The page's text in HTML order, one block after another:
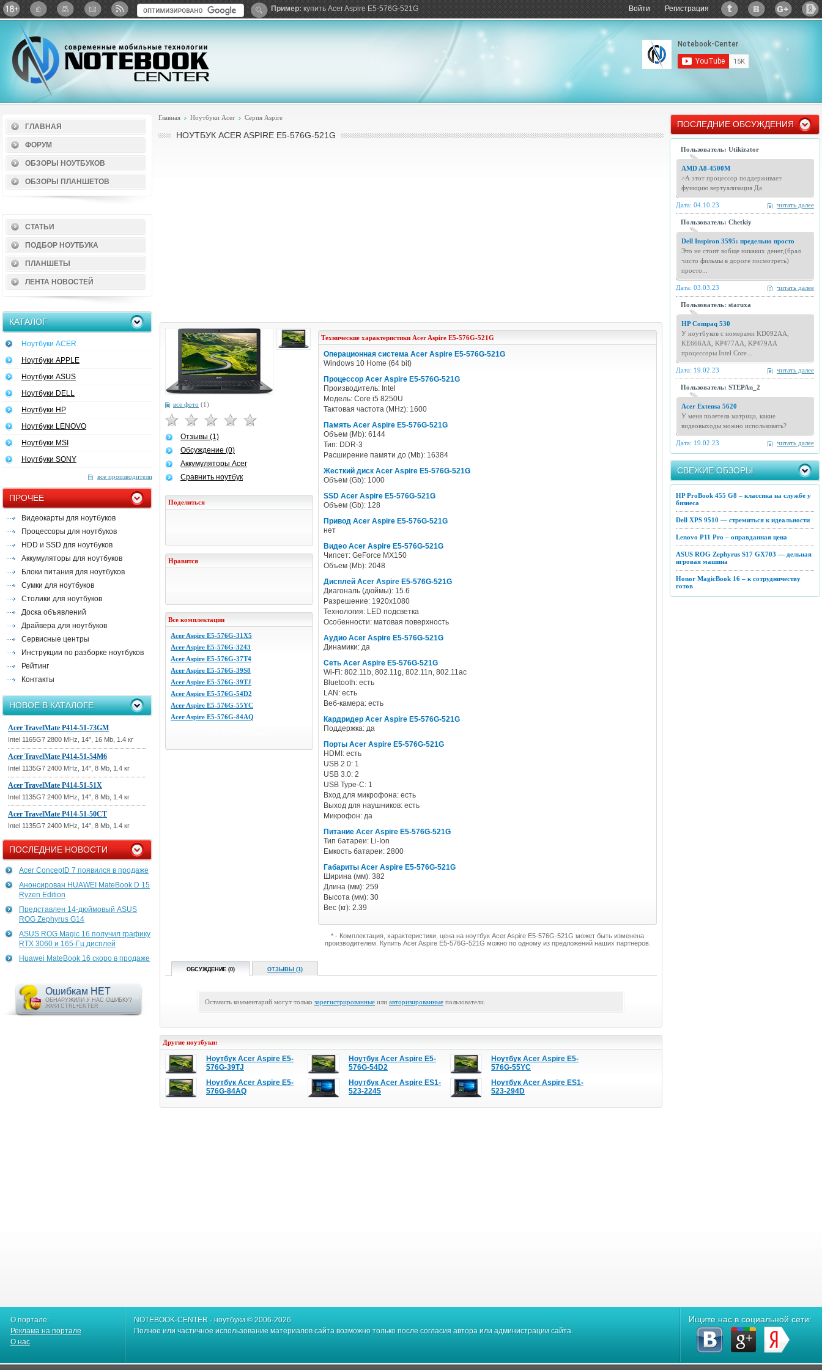
Войти Регистрация
Twitter ВКонтактеGoogle+Яндекс: Каталог виджетовПример: купить Acer Aspire E5-576G-521G
ГЛАВНАЯ
ФОРУМ
ОБЗОРЫ НОУТБУКОВ
ОБЗОРЫ ПЛАНШЕТОВ
СТАТЬИ
ПОДБОР НОУТБУКА
ПЛАНШЕТЫ
ЛЕНТА НОВОСТЕЙ
КАТАЛОГ
Ноутбуки ACER
Ноутбуки APPLE
Ноутбуки ASUS
Ноутбуки DELL
Ноутбуки HP
Ноутбуки LENOVO
Ноутбуки MSI
Ноутбуки SONY
все производители
ПРОЧЕЕ
Видеокарты для ноутбуков
Процессоры для ноутбуков
HDD и SSD для ноутбуков
Аккумуляторы для ноутбуков
Блоки питания для ноутбуков
Сумки для ноутбуков
Столики для ноутбуков
Доска объявлений
Драйвера для ноутбуков
Сервисные центры
Инструкции по разборке ноутбуков
Рейтинг
Контакты
НОВОЕ В КАТАЛОГЕ
Acer TravelMate P414-51-73GM
Intel 1165G7 2800 MHz, 14", 16 Mb, 1.4 кг
Acer TravelMate P414-51-54M6
Intel 1135G7 2400 MHz, 14", 8 Mb, 1.4 кг
Acer TravelMate P414-51-51X
Intel 1135G7 2400 MHz, 14", 8 Mb, 1.4 кг
Acer TravelMate P414-51-50CT
Intel 1135G7 2400 MHz, 14", 8 Mb, 1.4 кг
ПОСЛЕДНИЕ НОВОСТИ
Acer ConceptD 7 появился в продаже
Анонсирован HUAWEI MateBook D 15
Ryzen Edition
Представлен 14-дюймовый ASUS
ROG Zephyrus G14
ASUS ROG Magic 16 получил графику
RTX 3060 и 165-Гц дисплей
Huawei MateBook 16 скоро в продаже
Ошибкам НЕТ
ОБНАРУЖИЛИ У НАС ОШИБКУ?
ЖМИ CTRL+ENTER
Главная Ноутбуки Acer Серия Aspire
НОУТБУК ACER ASPIRE E5-576G-521G
все фото (1)
Отзывы (1)
Обсуждение (0)
Аккумуляторы Acer
Сравнить ноутбук
Поделиться
Нравится
Все комплектации
Acer Aspire E5-576G-31X5
Acer Aspire E5-576G-3243
Acer Aspire E5-576G-37T4
Acer Aspire E5-576G-39S8
Acer Aspire E5-576G-39TJ
Acer Aspire E5-576G-54D2
Acer Aspire E5-576G-55YC
Acer Aspire E5-576G-84AQ
Технические характеристики Acer Aspire E5-576G-521G
Операционная система Acer Aspire E5-576G-521G
Windows 10 Home (64 bit)
Процессор Acer Aspire E5-576G-521G
Производитель: Intel
Модель: Core i5 8250U
Тактовая частота (MHz): 1600
Память Acer Aspire E5-576G-521G
Объем (Mb): 6144
Тип: DDR-3
Расширение памяти до (Mb): 16384
Жесткий диск Acer Aspire E5-576G-521G
Объем (Gb): 1000
SSD Acer Aspire E5-576G-521G
Объем (Gb): 128
Привод Acer Aspire E5-576G-521G
нет
Видео Acer Aspire E5-576G-521G
Чипсет: GeForce MX150
Объем (Mb): 2048
Дисплей Acer Aspire E5-576G-521G
Диагональ (дюймы): 15.6
Разрешение: 1920x1080
Технология: LED подсветка
Особенности: матовая поверхность
Аудио Acer Aspire E5-576G-521G
Динамики: да
Сеть Acer Aspire E5-576G-521G
Wi-Fi: 802.11b, 802.11g, 802.11n, 802.11ac
Bluetooth: есть
LAN: есть
Веб-камера: есть
Кардридер Acer Aspire E5-576G-521G
Поддержка: да
Порты Acer Aspire E5-576G-521G
HDMI: есть
USB 2.0: 1
USB 3.0: 2
USB Type-C: 1
Вход для микрофона: есть
Выход для наушников: есть
Микрофон: да
Питание Acer Aspire E5-576G-521G
Тип батареи: Li-Ion
Емкость батареи: 2800
Габариты Acer Aspire E5-576G-521G
Ширина (мм): 382
Длина (мм): 259
Высота (мм): 30
Вес (кг): 2.39
* - Комплектация, характеристики, цена на ноутбук Acer Aspire E5-576G-521G может быть изменена
производителем. Купить Acer Aspire E5-576G-521G можно по одному из предложений наших партнеров.
ОБСУЖДЕНИЕ (0) ОТЗЫВЫ (1)
Оставить комментарий могут только зарегистрированные или авторизированные пользователи.
Другие ноутбуки:
Ноутбук Acer Aspire E5-
576G-39TJ
Ноутбук Acer Aspire E5-
576G-54D2
Ноутбук Acer Aspire E5-
576G-55YC
Ноутбук Acer Aspire E5-
576G-84AQ
Ноутбук Acer Aspire ES1-
523-2245
Ноутбук Acer Aspire ES1-
523-294D
ПОСЛЕДНИЕ ОБСУЖДЕНИЯ
Пользователь: Utikizator
AMD A8-4500M
>А этот процессор поддерживает
функцию вертуализация Да
читать далее
Дата: 04.10.23
Пользователь: Chetkiy
Dell Inspiron 3595: предельно просто
Это не стоит вобще никаких денег,(брал
чисто фильмы в дороге посмотреть)
просто...
читать далее
Дата: 03.03.23
Пользователь: staruxa
HP Compaq 530
У ноутбуков с номерами KD092AA,
KE666AA, KP477AA, KP479AA
процессоры Intel Core...
читать далее
Дата: 19.02.23
Пользователь: STEPAn_2
Acer Extensa 5620
У меня полетела матрица, какие
видеовыходы можно использовать?
читать далее
Дата: 19.02.23
СВЕЖИЕ ОБЗОРЫ
HP ProBook 455 G8 – классика на службе у
бизнеса
Dell XPS 9510 — стремиться к идеальности
Lenovo P11 Pro – оправданная цена
ASUS ROG Zephyrus S17 GX703 — дельная
игровая машина
Honor MagicBook 16 – к сотрудничеству
готов
О портале:
Реклама на портале
О нас
NOTEBOOK-CENTER - ноутбуки © 2006-2026
Полное или частичное использование материалов сайта возможно только после согласия автора или администрации сайта.
Ищите нас в социальной сети: